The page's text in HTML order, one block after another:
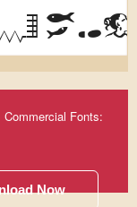
Commercial Fonts:
Now